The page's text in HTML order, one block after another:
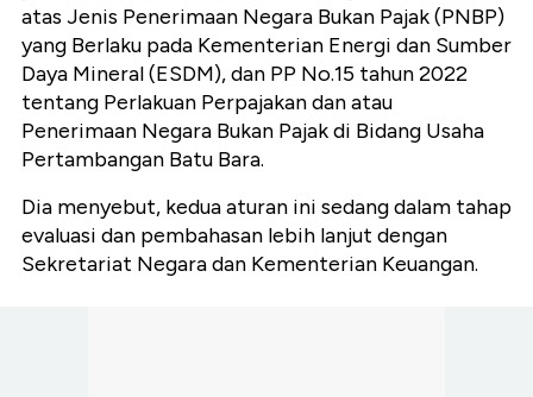
atas Jenis Penerimaan Negara Bukan Pajak (PNBP)
yang Berlaku pada Kementerian Energi dan Sumber
Daya Mineral (ESDM), dan PP No.15 tahun 2022
tentang Perlakuan Perpajakan dan atau
Penerimaan Negara Bukan Pajak di Bidang Usaha
Pertambangan Batu Bara.
Dia menyebut, kedua aturan ini sedang dalam tahap
evaluasi dan pembahasan lebih lanjut dengan
Sekretariat Negara dan Kementerian Keuangan.